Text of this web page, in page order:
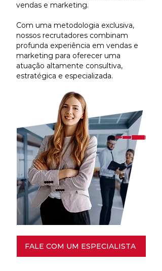
vendas e marketing.
Com uma metodologia exclusiva,
nossos recrutadores combinam
profunda experiência em vendas e
marketing para oferecer uma
atuação altamente consultiva,
estratégica e especializada.
FALE COM UM ESPECIALISTA